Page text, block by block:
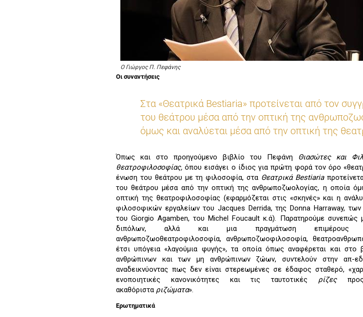
Ο Γιώργος Π. Πεφάνης
Οι συναντήσεις
Στα «Θεατρικά Bestiaria» προτείνεται από τον
του θεάτρου μέσα από την οπτική της
όμως και αναλύεται μέσα από την οπτική της
Όπως και στο προηγούμενο βιβλίο του Πεφάνη Θιασώτες και
θεατροφιλοσοφίας,όπου εισάγει ο ίδιος για πρώτη φορά τον όρο
ένωση του θεάτρου με τη φιλοσοφία, στα Θεατρικά Bestiaria
του θεάτρου μέσα από την οπτική της ανθρωποζωολογίας, η οποία
οπτική της θεατροφιλοσοφίας (εφαρμόζεται στις «σκηνές» και η
φιλοσοφικών εργαλείων του Jacques Derrida, της Donna Harraway,
του Giorgio Agamben, του Michel Foucault κ.ά). Παρατηρούμε συνεπώς
διπόλων, αλλά και μια πραγμάτωση επιμέρους
ανθρωποζωοθεατροφιλοσοφία, ανθρωποζωοφιλοσοφία,
έτσι υπόγεια «λαγούμια φυγής», τα οποία όπως αναφέρεται και
ανθρώπινων και των μη ανθρώπινων ζώων, συντελούν στην απ-
αναδεικνύοντας πως δεν είναι στερεωμένες σε έδαφος σταθερό,
ενοποιητικές κανονικότητες και τις ταυτοτικές ρίζες
ακαθόριστα ριζώματα».
Ερωτηματικά